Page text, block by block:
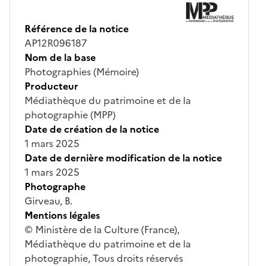
Référence de la notice
AP12R096187
Nom de la base
Photographies (Mémoire)
Producteur
Médiathèque du patrimoine et de la
photographie (MPP)
Date de création de la notice
1 mars 2025
Date de dernière modification de la notice
1 mars 2025
Photographe
Girveau, B.
Mentions légales
© Ministère de la Culture (France),
Médiathèque du patrimoine et de la
photographie, Tous droits réservés